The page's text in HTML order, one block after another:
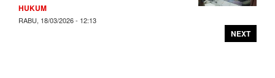
HUKUM
RABU, 18/03/2026 - 12:13
NEXT